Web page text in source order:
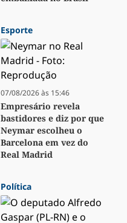
Esporte
07/08/2026 às 15:46
Empresário revela
bastidores e diz por que
Neymar escolheu o
Barcelona em vez do
Real Madrid
Política